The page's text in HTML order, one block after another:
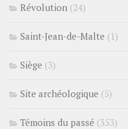
Révolution (24)
Saint-Jean-de-Malte (1)
Siège (3)
Site archéologique (5)
Témoins du passé (353)